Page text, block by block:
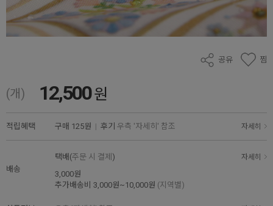
공유 찜
(개) 12,500원
적립혜택 구매 125원 | 후기 우측 '자세히' 참조 자세히
배송
택배(주문 시 결제 ) 자세히
3,000원
추가배송비 3,000원~10,000원 (지역별)